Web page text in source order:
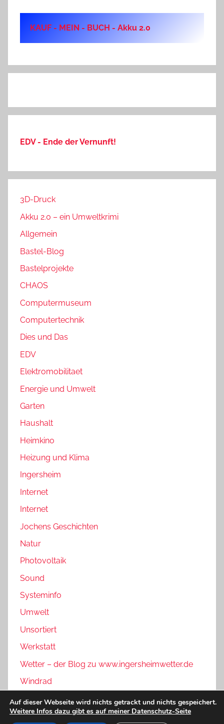
KAUF - MEIN - BUCH - Akku 2.0
EDV - Ende der Vernunft!
3D-Druck
Akku 2.0 – ein Umweltkrimi
Allgemein
Bastel-Blog
Bastelprojekte
CHAOS
Computermuseum
Computertechnik
Dies und Das
EDV
Elektromobilitaet
Energie und Umwelt
Garten
Haushalt
Heimkino
Heizung und Klima
Ingersheim
Internet
Internet
Jochens Geschichten
Natur
Photovoltaik
Sound
Systeminfo
Umwelt
Unsortiert
Werkstatt
Wetter – der Blog zu www.ingersheimwetter.de
Windrad
Auf dieser Webseite wird nichts getrackt und nichts gespeichert.
Weitere Infos dazu gibt es auf meiner Datenschutz-Seite